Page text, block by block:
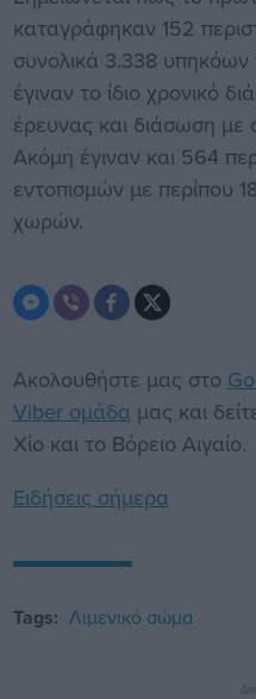
καταγράφηκαν 152
συνολικά 3.338
έγιναν το ίδιο χρονικό
έρευνας και διάσωση με
Ακόμη έγιναν και 564
εντοπισμών με περίπου
χωρών.
Ακολουθήστε μας στο
Viber ομάδα μας και
Χίο και το Βόρειο Αιγαίο.
Ειδήσεις σήμερα
Tags: Λιμενικό σώμα